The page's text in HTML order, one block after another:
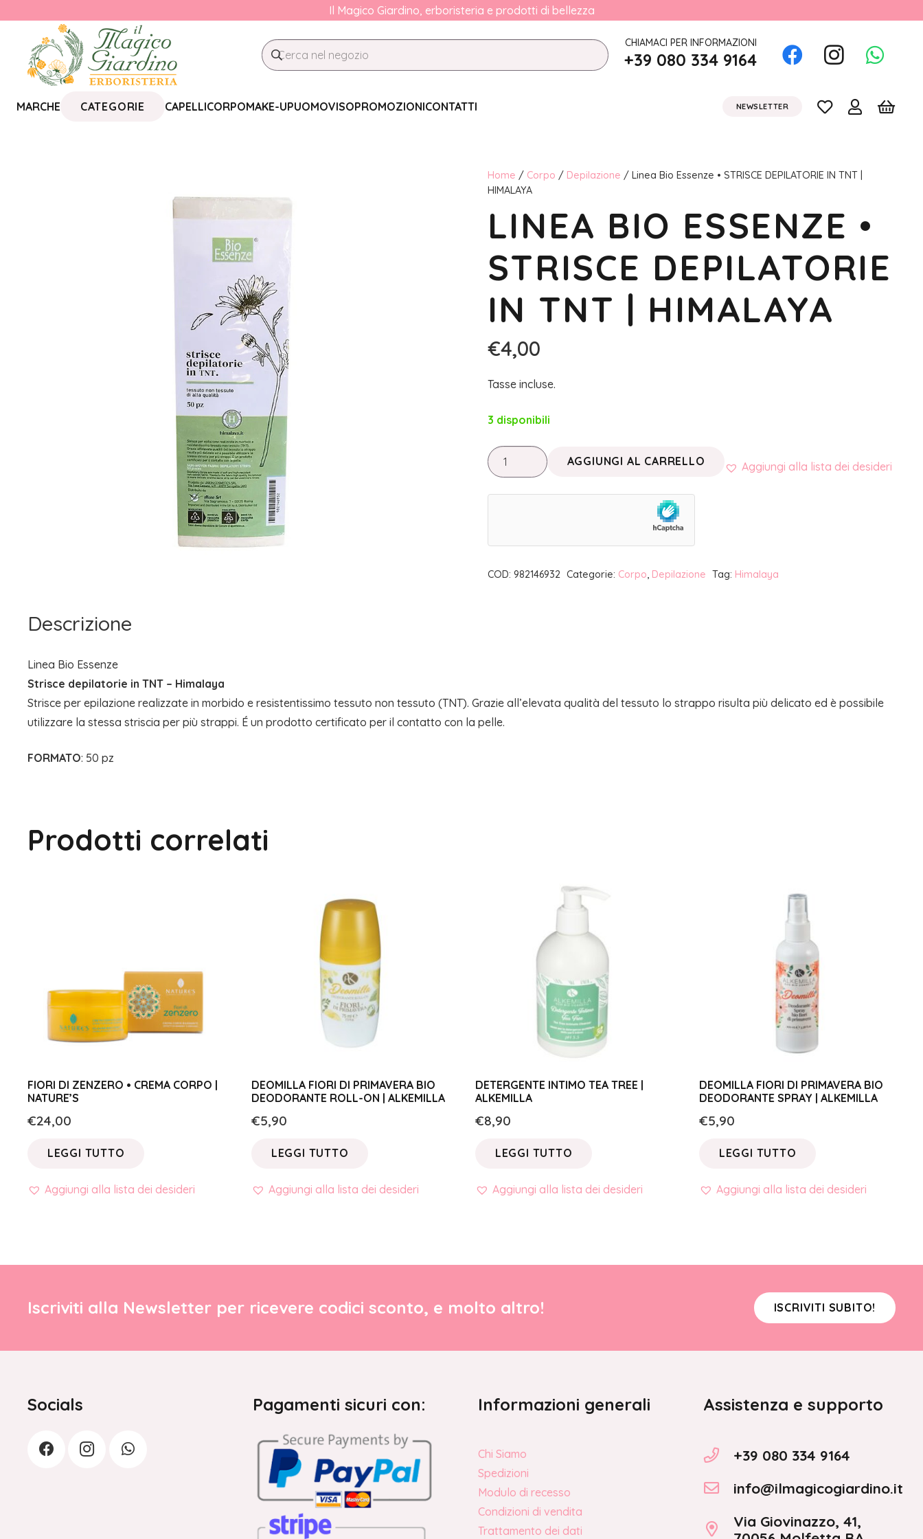
Il Magico Giardino, erboristeria e prodotti di bellezza
CHIAMACI PER INFORMAZIONI
+39 080 334 9164
MARCHE CATEGORIE CAPELLICORPOMAKE-UPUOMOVISOPROMOZIONICONTATTI NEWSLETTER
Home / Corpo / Depilazione / Linea Bio Essenze • STRISCE DEPILATORIE IN TNT |
HIMALAYA
LINEA BIO ESSENZE •
STRISCE DEPILATORIE
IN TNT | HIMALAYA
€4,00
Tasse incluse.
3 disponibili
Linea
Bio
Essenze
DEPILATORIE
IN
AGGIUNGI AL CARRELLO Aggiungi alla lista dei desideri
COD: 982146932 Categorie: Corpo, Depilazione Tag: Himalaya
Descrizione
Linea Bio Essenze
Strisce depilatorie in TNT – Himalaya
Strisce per epilazione realizzate in morbido e resistentissimo tessuto non tessuto (TNT). Grazie all’elevata qualità del tessuto lo strappo risulta più delicato ed è possibile
utilizzare la stessa striscia per più strappi. É un prodotto certificato per il contatto con la pelle.
FORMATO: 50 pz
Prodotti correlati
FIORI DI ZENZERO • CREMA CORPO |
NATURE’S
€24,00
LEGGI TUTTO
Aggiungi alla lista dei desideri
DEOMILLA FIORI DI PRIMAVERA BIO
DEODORANTE ROLL-ON | ALKEMILLA
€5,90
LEGGI TUTTO
Aggiungi alla lista dei desideri
DETERGENTE INTIMO TEA TREE |
ALKEMILLA
€8,90
LEGGI TUTTO
Aggiungi alla lista dei desideri
DEOMILLA FIORI DI PRIMAVERA BIO
DEODORANTE SPRAY | ALKEMILLA
€5,90
LEGGI TUTTO
Aggiungi alla lista dei desideri
Iscriviti alla Newsletter per ricevere codici sconto, e molto altro! ISCRIVITI SUBITO!
Socials Pagamenti sicuri con: Informazioni generali
Chi Siamo
Spedizioni
Modulo di recesso
Condizioni di vendita
Trattamento dei dati
Assistenza e supporto
+39 080 334 9164
info@ilmagicogiardino.it
Via Giovinazzo, 41,